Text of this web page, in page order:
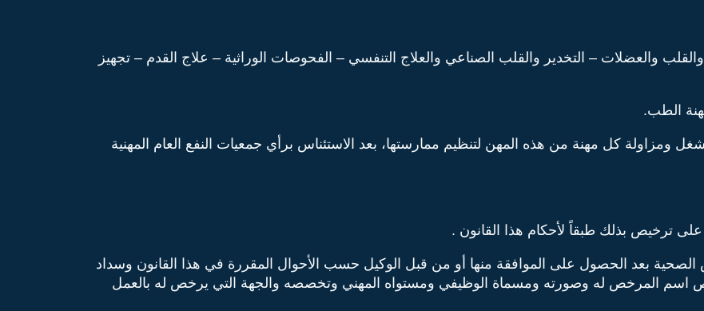
والعضلات – التخدير والقلب الصناعي والعلاج التنفسي – الفحوصات الوراثية – علاج القدم – تجهيز
الطب.
كل مهنة من هذه المهن لتنظيم ممارستها، بعد الاستئناس برأي جمعيات النفع العام المهنية
ترخيص بذلك طبقاً لأحكام هذا القانون .
بعد الحصول على الموافقة منها أو من قبل الوكيل حسب الأحوال المقررة في هذا القانون وسداد
اسم المرخص له وصورته ومسماة الوظيفي ومستواه المهني وتخصصه والجهة التي يرخص له بالعمل